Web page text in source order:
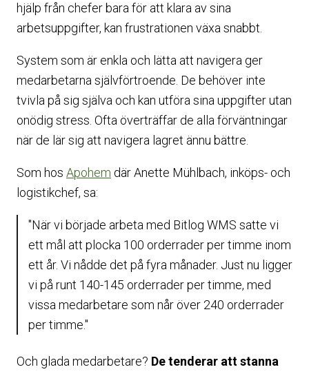
hjälp från chefer bara för att klara av sina
arbetsuppgifter, kan frustrationen växa snabbt.
System som är enkla och lätta att navigera ger
medarbetarna självförtroende. De behöver inte
tvivla på sig själva och kan utföra sina uppgifter utan
onödig stress. Ofta överträffar de alla förväntningar
när de lär sig att navigera lagret ännu bättre.
Som hos Apohem där Anette Mühlbach, inköps- och
logistikchef, sa:
"När vi började arbeta med Bitlog WMS satte vi
ett mål att plocka 100 orderrader per timme inom
ett år. Vi nådde det på fyra månader. Just nu ligger
vi på runt 140-145 orderrader per timme, med
vissa medarbetare som når över 240 orderrader
per timme."
Och glada medarbetare? De tenderar att stanna